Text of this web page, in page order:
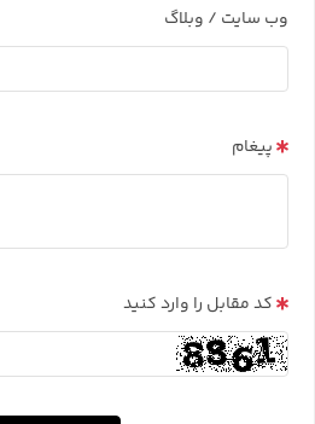
وب سایت / وبلاگ
پیغام
کد مقابل را وارد کنید